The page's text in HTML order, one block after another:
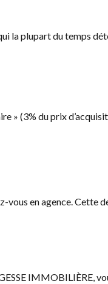
la plupart du temps
» (3% du prix
en agence. Cette
IMMOBILIÈRE,